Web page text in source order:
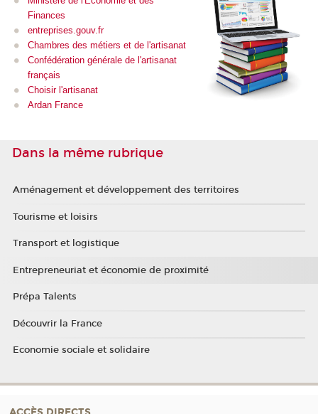
Finances
entreprises.gouv.fr
Chambres des métiers et de l'artisanat
Confédération générale de l'artisanat
français
Choisir l'artisanat
Ardan France
Dans la même rubrique
Aménagement et développement des territoires
Tourisme et loisirs
Transport et logistique
Entrepreneuriat et économie de proximité
Prépa Talents
Découvrir la France
Economie sociale et solidaire